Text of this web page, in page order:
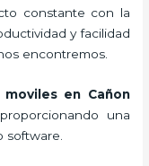
constante con la
y facilidad
encontremos.
en Cañon
una
software.